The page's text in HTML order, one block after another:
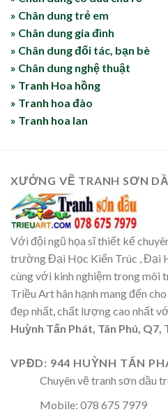
» Chân dung trẻ em
» Chân dung gia đình
» Chân dung đối tác, bạn bè
» Chân dung nghệ thuật
» Tranh Hoa hồng
» Tranh hoa đào
» Tranh hoa lan
XƯỞNG VẼ TRANH SƠN
Với đội ngũ họa sĩ thiết kế
trường Đại Học Kiến Trúc , Đại
cùng với kinh nghiệm trong môi
Triều Art hân hạnh mang đến
đẹp nhất, chất lượng cao nhất
Huỳnh Tấn Phát, Tân Phú, Q7,
VPĐD: 944 HUỲNH TẤN
Chuyên vẽ tranh sơn dầu
Mobile: 078 675 7979